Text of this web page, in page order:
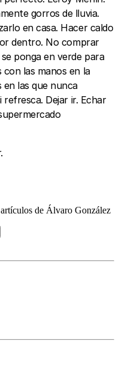
gorros de lluvia.
en casa. Hacer caldo
dentro. No comprar
ponga en verde para
las manos en la
en las que nunca
Dejar ir. Echar
de Álvaro González